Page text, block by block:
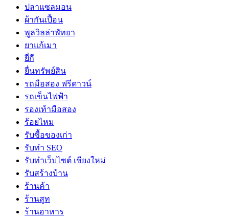
ปลาแซลมอน
ผ้ากันเปื้อน
พูลวิลล่าพัทยา
ยาแก้เมา
ยี่กี
ยื่นทรัพย์สิน
รถมือสอง ฟรีดาวน์
รถเข็นไฟฟ้า
รองเท้ามือสอง
ร้อยไหม
รับซื้อของเก่า
รับทำ SEO
รับทำเว็บไซต์ เชียงใหม่
รับสร้างบ้าน
ร้านค้า
ร้านสูท
ร้านอาหาร